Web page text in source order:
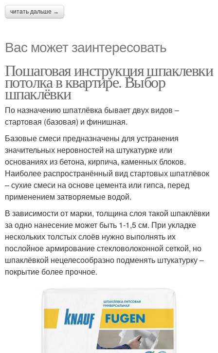
читать дальше →
Вас может заинтересовать
Пошаговая инструкция шпаклевки
потолка в квартире. Выбор
шпаклёвки
По назначению шпатлёвка бывает двух видов –
стартовая (базовая) и финишная.
Базовые смеси предназначены для устранения
значительных неровностей на штукатурке или
основаниях из бетона, кирпича, каменных блоков.
Наиболее распространённый вид стартовых шпатлёвок
– сухие смеси на основе цемента или гипса, перед
применением затворяемые водой.
В зависимости от марки, толщина слоя такой шпаклёвки
за одно нанесение может быть 1-1,5 см. При укладке
нескольких толстых слоёв нужно выполнять их
послойное армирование стекловолоконной сеткой, но
шпаклёвкой нецелесообразно подменять штукатурку –
покрытие более прочное.